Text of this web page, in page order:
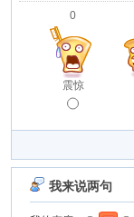
0
震惊